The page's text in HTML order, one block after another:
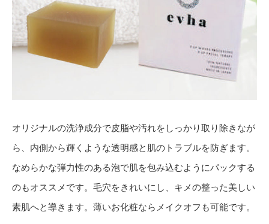
オリジナルの洗浄成分で皮脂や汚れをしっかり取り除きなが
ら、内側から輝くような透明感と肌のトラブルを防ぎます。
なめらかな弾力性のある泡で肌を包み込むようにパックする
のもオススメです。毛穴をきれいにし、キメの整った美しい
素肌へと導きます。薄いお化粧ならメイクオフも可能です。